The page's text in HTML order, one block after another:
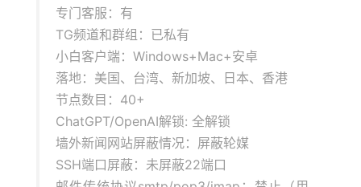
专门客服：有
TG频道和群组：已私有
小白客户端：Windows+Mac+安卓
落地：美国、台湾、新加坡、日本、香港
节点数目：40+
ChatGPT/OpenAI解锁: 全解锁
墙外新闻网站屏蔽情况：屏蔽轮媒
SSH端口屏蔽：未屏蔽22端口